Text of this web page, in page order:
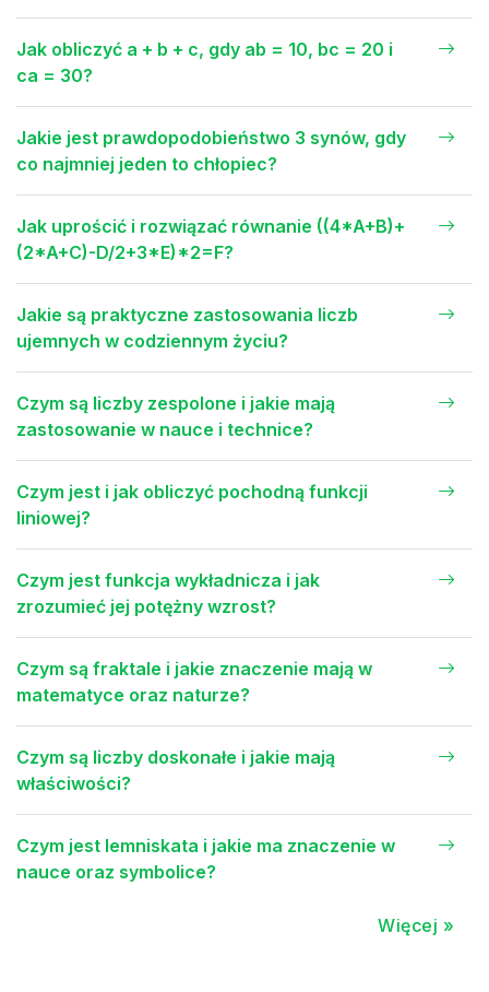
Jak obliczyć a + b + c, gdy ab = 10, bc = 20 i
ca = 30?
Jakie jest prawdopodobieństwo 3 synów, gdy
co najmniej jeden to chłopiec?
Jak uprościć i rozwiązać równanie ((4*A+B)+
(2*A+C)-D/2+3*E)*2=F?
Jakie są praktyczne zastosowania liczb
ujemnych w codziennym życiu?
Czym są liczby zespolone i jakie mają
zastosowanie w nauce i technice?
Czym jest i jak obliczyć pochodną funkcji
liniowej?
Czym jest funkcja wykładnicza i jak
zrozumieć jej potężny wzrost?
Czym są fraktale i jakie znaczenie mają w
matematyce oraz naturze?
Czym są liczby doskonałe i jakie mają
właściwości?
Czym jest lemniskata i jakie ma znaczenie w
nauce oraz symbolice?
Więcej »